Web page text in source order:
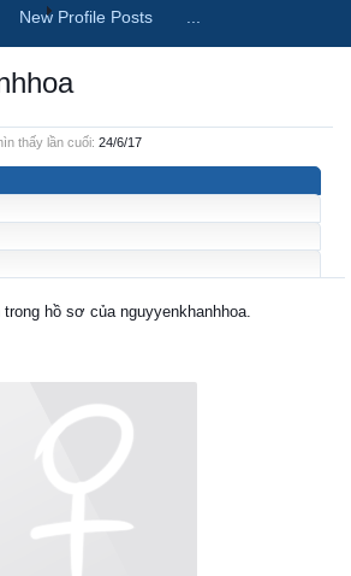
nguyyenkhanhhoa
thấy lần cuối: 24/6/17
hồ sơ của nguyyenkhanhhoa.
New Profile Posts